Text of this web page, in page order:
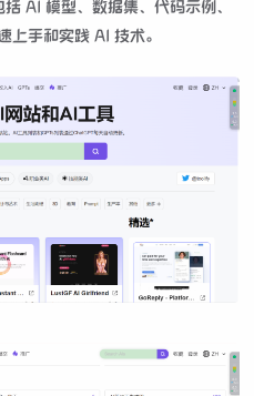
AI 模型、数据集、代码示例、
上手和实践 AI 技术。